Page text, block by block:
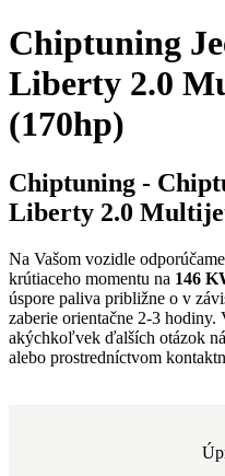
Chiptuning
Liberty 2.0
(170hp)
Chiptuning -
Liberty 2.0
Na Vašom vozidle
krútiaceho momentu na 146
úspore paliva približne o v
zaberie orientačne 2-3 hodiny.
akýchkoľvek ďalších otázok
alebo prostredníctvom